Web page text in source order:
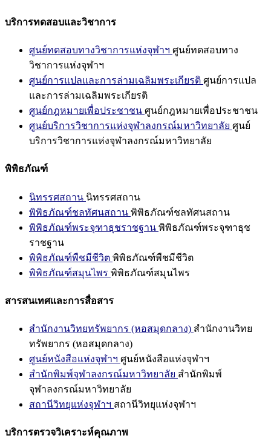
บริการทดสอบและวิชาการ
ศูนย์ทดสอบทางวิชาการแห่งจุฬาฯ ศูนย์ทดสอบทาง
วิชาการแห่งจุฬาฯ
ศูนย์การแปลและการล่ามเฉลิมพระเกียรติ ศูนย์การแปล
และการล่ามเฉลิมพระเกียรติ
ศูนย์กฎหมายเพื่อประชาชน ศูนย์กฎหมายเพื่อประชาชน
ศูนย์บริการวิชาการแห่งจุฬาลงกรณ์มหาวิทยาลัย ศูนย์
บริการวิชาการแห่งจุฬาลงกรณ์มหาวิทยาลัย
พิพิธภัณฑ์
นิทรรศสถาน นิทรรศสถาน
พิพิธภัณฑ์ชลทัศนสถาน พิพิธภัณฑ์ชลทัศนสถาน
พิพิธภัณฑ์พระจุฑาธุชราชฐาน พิพิธภัณฑ์พระจุฑาธุช
ราชฐาน
พิพิธภัณฑ์พืชมีชีวิต พิพิธภัณฑ์พืชมีชีวิต
พิพิธภัณฑ์สมุนไพร พิพิธภัณฑ์สมุนไพร
สารสนเทศและการสื่อสาร
สำนักงานวิทยทรัพยากร (หอสมุดกลาง) สำนักงานวิทย
ทรัพยากร (หอสมุดกลาง)
ศูนย์หนังสือแห่งจุฬาฯ ศูนย์หนังสือแห่งจุฬาฯ
สำนักพิมพ์จุฬาลงกรณ์มหาวิทยาลัย สำนักพิมพ์
จุฬาลงกรณ์มหาวิทยาลัย
สถานีวิทยุแห่งจุฬาฯ สถานีวิทยุแห่งจุฬาฯ
บริการตรวจวิเคราะห์คุณภาพ